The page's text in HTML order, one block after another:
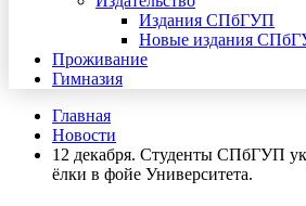
Издания СПбГУП
Новые издания
Проживание
Гимназия
Главная
Новости
12 декабря. Студенты СПбГУП
ёлки в фойе Университета.